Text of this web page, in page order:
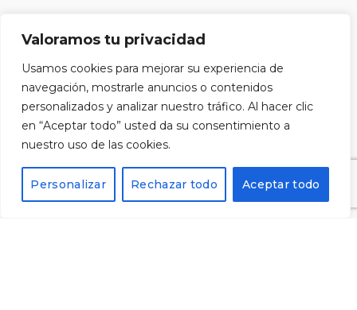
Valoramos tu privacidad
Usamos cookies para mejorar su experiencia de
navegación, mostrarle anuncios o contenidos
personalizados y analizar nuestro tráfico. Al hacer clic
en “Aceptar todo” usted da su consentimiento a
nuestro uso de las cookies.
Personalizar Rechazar todo Aceptar todo
He llegit i accepto la política de privacitati vull
subscriure'm al butlletí.
Alternative: